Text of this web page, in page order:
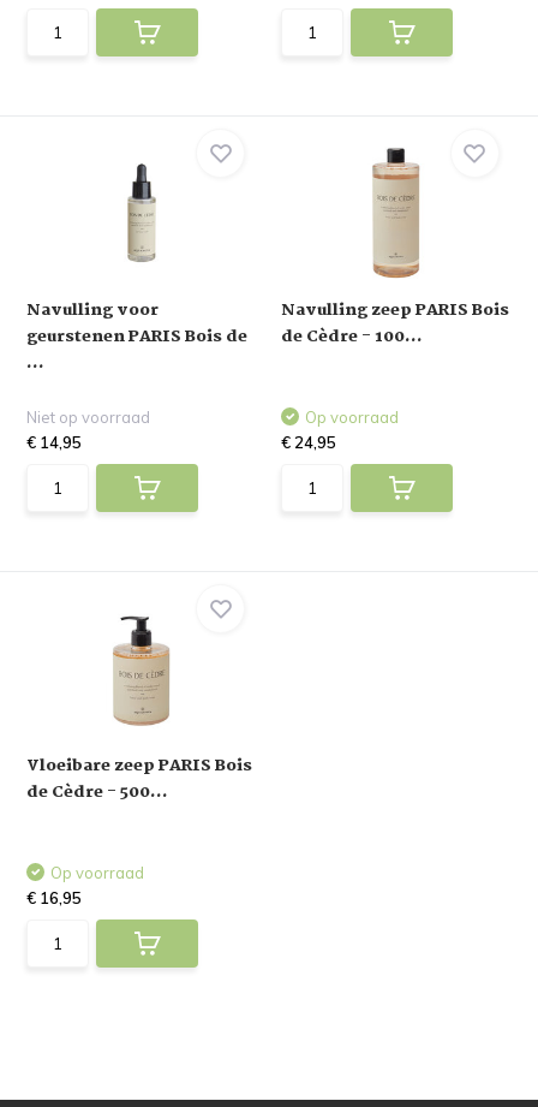
Navulling voor
geurstenen PARIS Bois de
...
Niet op voorraad
€ 14,95
Navulling zeep PARIS Bois
de Cèdre - 100...
Op voorraad
€ 24,95
Vloeibare zeep PARIS Bois
de Cèdre - 500...
Op voorraad
€ 16,95